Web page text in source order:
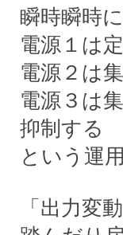
瞬時瞬時
電源１は
電源２は
電源３は
抑制する
という運
「出力変